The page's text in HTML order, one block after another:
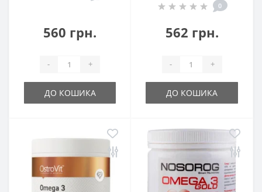
560 грн.
- +
ДО КОШИКА
0
562 грн.
- +
ДО КОШИКА